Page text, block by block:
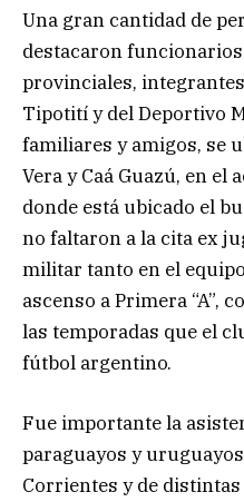
Una gran cantidad de
destacaron
provinciales,
Tipotití y del Deportivo
familiares y amigos, se
Vera y Caá Guazú, en el
donde está ubicado el
no faltaron a la cita ex
militar tanto en el
ascenso a Primera “A”,
las temporadas que el
fútbol argentino.
Fue importante la
paraguayos y
Corrientes y de